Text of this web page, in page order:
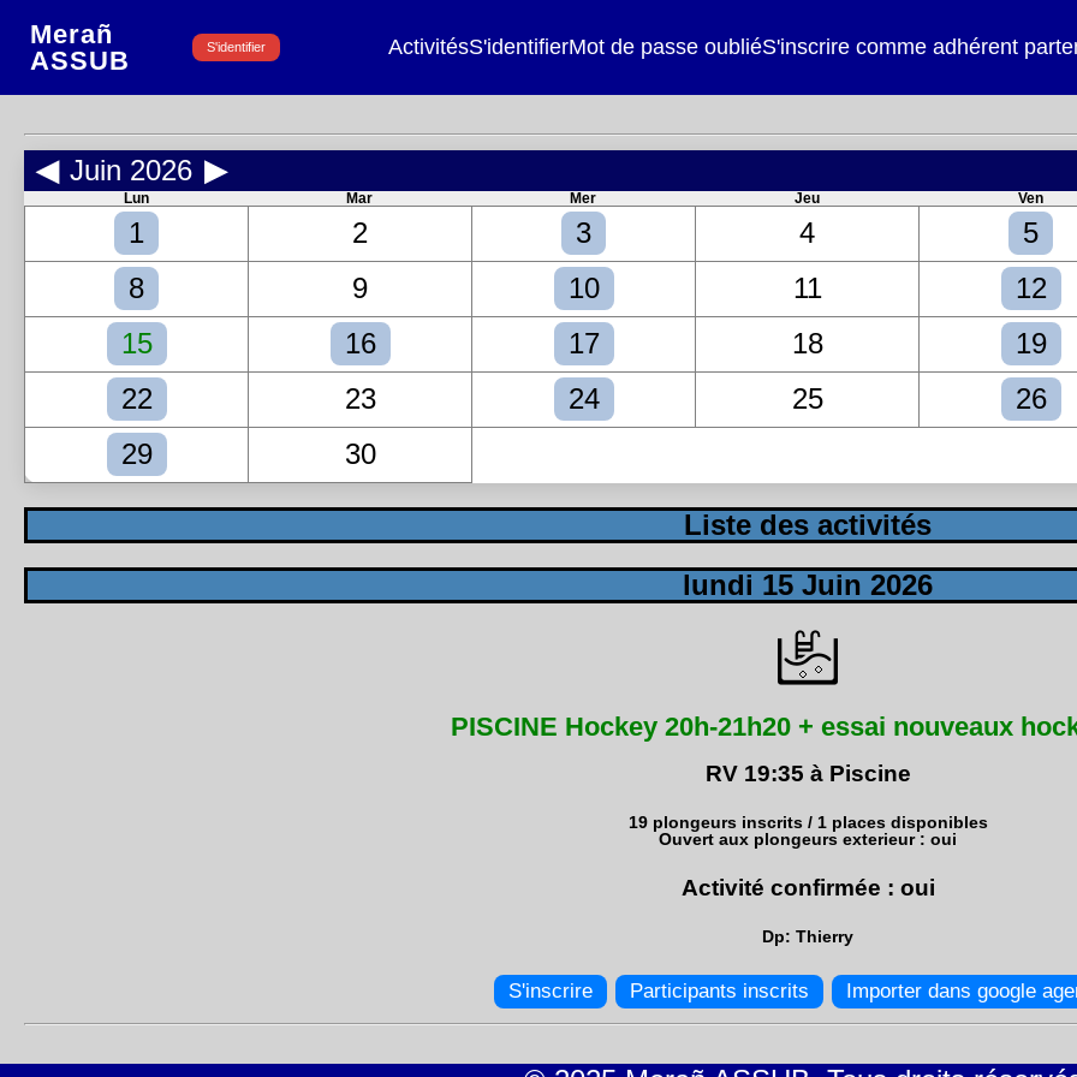
Merañ
ASSUB
S'identifier ActivitésS'identifierMot de passe oubliéS'inscrire comme adhérent
◀ Juin 2026 ▶
Lun Mar Mer Jeu Ven
1 2 3 4 5
8
9 10 11 12
15
16 17 18 19
22
23 24 25 26
29
30
Liste des activités
lundi 15 Juin 2026
PISCINE Hockey 20h-21h20 + essai nouveaux
RV 19:35 à Piscine
19 plongeurs inscrits / 1 places disponibles
Ouvert aux plongeurs exterieur : oui
Activité confirmée : oui
Dp: Thierry
S'inscrire Participants inscrits Importer dans google